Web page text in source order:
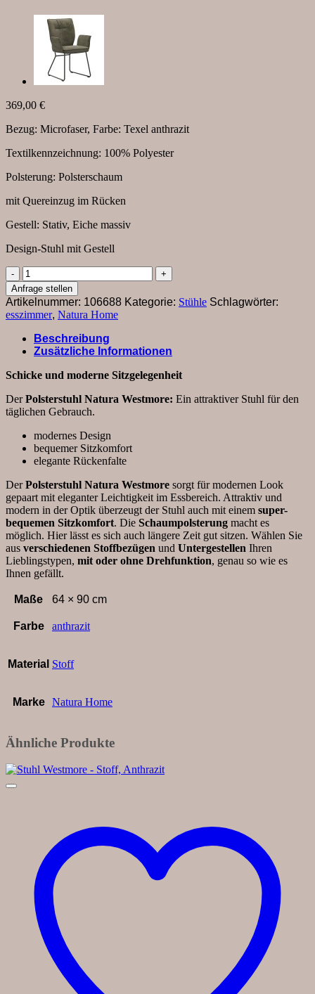
369,00 €
Bezug: Microfaser, Farbe: Texel anthrazit
Textilkennzeichnung: 100% Polyester
Polsterung: Polsterschaum
mit Quereinzug im Rücken
Gestell: Stativ, Eiche massiv
Design-Stuhl mit Gestell
Armlehnstuhl
Westmore
-
Stoff,
Anthrazit
Menge
Anfrage stellen
Artikelnummer: 106688 Kategorie: Stühle Schlagwörter:
esszimmer, Natura Home
Beschreibung
Zusätzliche Informationen
Schicke und moderne Sitzgelegenheit
DerPolsterstuhl Natura Westmore: Ein attraktiver Stuhl für den
täglichen Gebrauch.
modernes Design
bequemer Sitzkomfort
elegante Rückenfalte
DerPolsterstuhl Natura Westmore sorgt für modernen Look
gepaart mit eleganter Leichtigkeit im Essbereich. Attraktiv und
modern in der Optik überzeugt der Stuhl auch mit einem super-
bequemen Sitzkomfort. Die Schaumpolsterung macht es
möglich. Hier lässt es sich auch längere Zeit gut sitzen. Wählen Sie
aus verschiedenen Stoffbezügen und Untergestellen Ihren
Lieblingstypen, mit oder ohne Drehfunktion, genau so wie es
Ihnen gefällt.
Maße 64 × 90 cm
Farbe anthrazit
Material Stoff
Marke Natura Home
Ähnliche Produkte